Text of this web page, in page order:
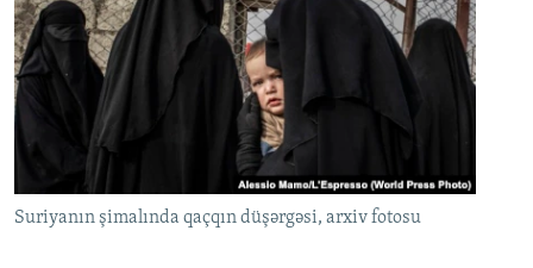
Suriyanın şimalında qaçqın düşərgəsi, arxiv fotosu